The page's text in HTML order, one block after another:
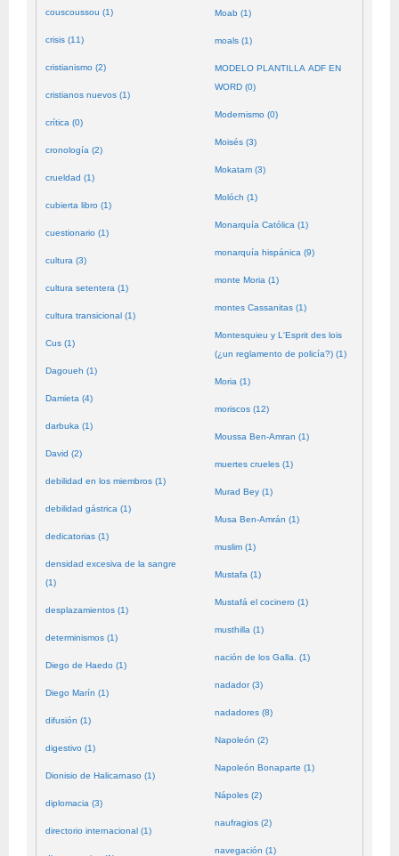
couscoussou (1)
crisis (11)
cristianismo (2)
cristianos nuevos (1)
crítica (0)
cronología (2)
crueldad (1)
cubierta libro (1)
cuestionario (1)
cultura (3)
cultura setentera (1)
cultura transicional (1)
Cus (1)
Dagoueh (1)
Damieta (4)
darbuka (1)
David (2)
debilidad en los miembros (1)
debilidad gástrica (1)
dedicatorias (1)
densidad excesiva de la sangre
(1)
desplazamientos (1)
determinismos (1)
Diego de Haedo (1)
Diego Marín (1)
difusión (1)
digestivo (1)
Dionisio de Halicarnaso (1)
diplomacia (3)
directorio internacional (1)
Moab (1)
moals (1)
MODELO PLANTILLA ADF EN
WORD (0)
Modernismo (0)
Moisés (3)
Mokatam (3)
Molóch (1)
Monarquía Católica (1)
monarquía hispánica (9)
monte Moria (1)
montes Cassanitas (1)
Montesquieu y L'Esprit des lois
(¿un reglamento de policía?) (1)
Moria (1)
moriscos (12)
Moussa Ben-Amran (1)
muertes crueles (1)
Murad Bey (1)
Musa Ben-Amrán (1)
muslim (1)
Mustafa (1)
Mustafá el cocinero (1)
musthilla (1)
nación de los Galla. (1)
nadador (3)
nadadores (8)
Napoleón (2)
Napoleón Bonaparte (1)
Nápoles (2)
naufragios (2)
navegación (1)